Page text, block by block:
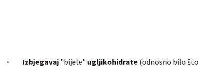
Izbjegavaj "bijele" ugljikohidrate (odnosno bilo što